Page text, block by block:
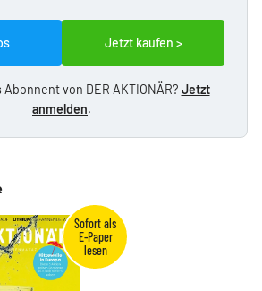
Jetzt kaufen >
von DER AKTIONÄR? Jetzt
anmelden.